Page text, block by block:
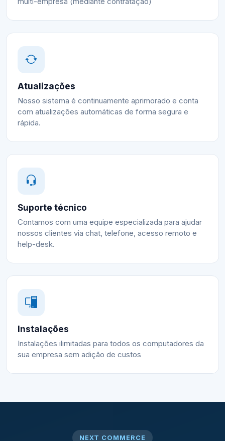
Atualizações
Nosso sistema é continuamente aprimorado e conta
com atualizações automáticas de forma segura e
rápida.
Suporte técnico
Contamos com uma equipe especializada para ajudar
nossos clientes via chat, telefone, acesso remoto e
help-desk.
Instalações
Instalações ilimitadas para todos os computadores da
sua empresa sem adição de custos
NEXT COMMERCE